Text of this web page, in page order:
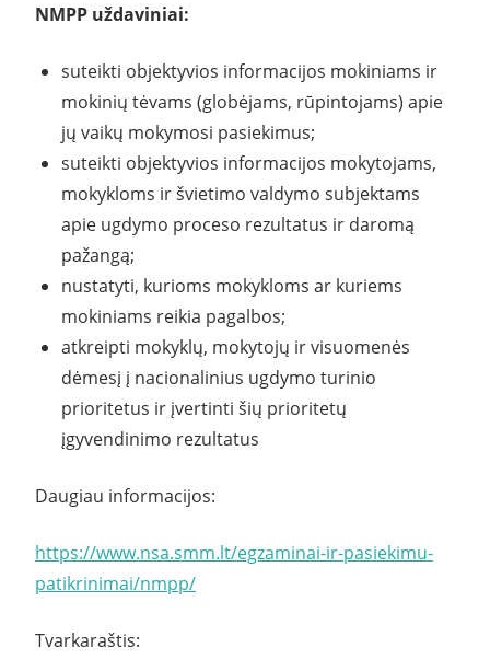
NMPP uždaviniai:
suteikti objektyvios informacijos mokiniams ir
mokinių tėvams (globėjams, rūpintojams) apie
jų vaikų mokymosi pasiekimus;
suteikti objektyvios informacijos mokytojams,
mokykloms ir švietimo valdymo subjektams
apie ugdymo proceso rezultatus ir daromą
pažangą;
nustatyti, kurioms mokykloms ar kuriems
mokiniams reikia pagalbos;
atkreipti mokyklų, mokytojų ir visuomenės
dėmesį į nacionalinius ugdymo turinio
prioritetus ir įvertinti šių prioritetų
įgyvendinimo rezultatus
Daugiau informacijos:
https://www.nsa.smm.lt/egzaminai-ir-pasiekimu-
patikrinimai/nmpp/
Tvarkaraštis: